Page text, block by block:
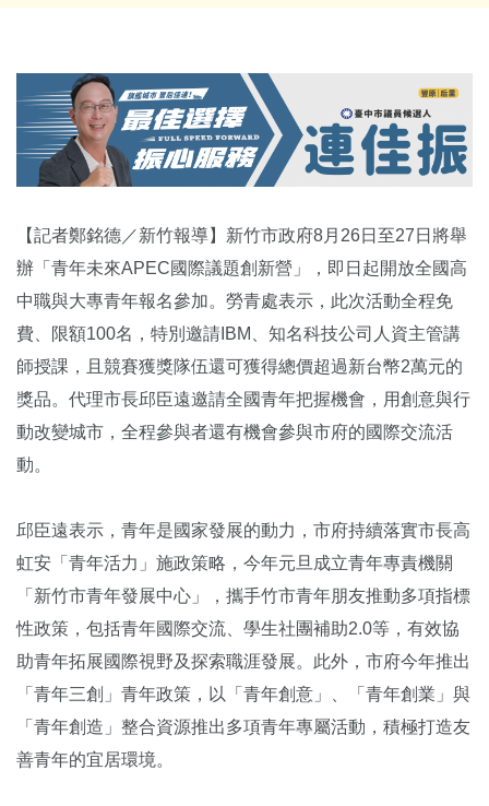
【記者鄭銘德／新竹報導】新竹市政府8月26日至27日將舉
辦「青年未來APEC國際議題創新營」，即日起開放全國高
中職與大專青年報名參加。勞青處表示，此次活動全程免
費、限額100名，特別邀請IBM、知名科技公司人資主管講
師授課，且競賽獲獎隊伍還可獲得總價超過新台幣2萬元的
獎品。代理市長邱臣遠邀請全國青年把握機會，用創意與行
動改變城市，全程參與者還有機會參與市府的國際交流活
動。
邱臣遠表示，青年是國家發展的動力，市府持續落實市長高
虹安「青年活力」施政策略，今年元旦成立青年專責機關
「新竹市青年發展中心」，攜手竹市青年朋友推動多項指標
性政策，包括青年國際交流、學生社團補助2.0等，有效協
助青年拓展國際視野及探索職涯發展。此外，市府今年推出
「青年三創」青年政策，以「青年創意」、「青年創業」與
「青年創造」整合資源推出多項青年專屬活動，積極打造友
善青年的宜居環境。